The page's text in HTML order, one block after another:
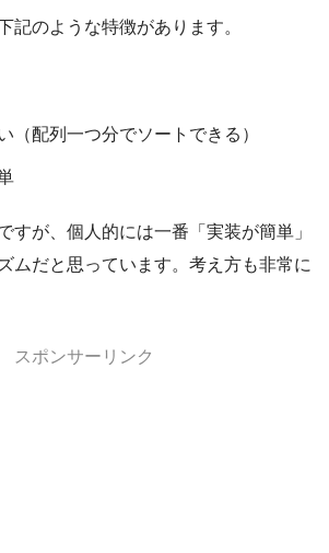
記のような特徴があります。
（配列一つ分でソートできる）
すが、個人的には一番「実装が簡単」
ムだと思っています。考え方も非常に
スポンサーリンク